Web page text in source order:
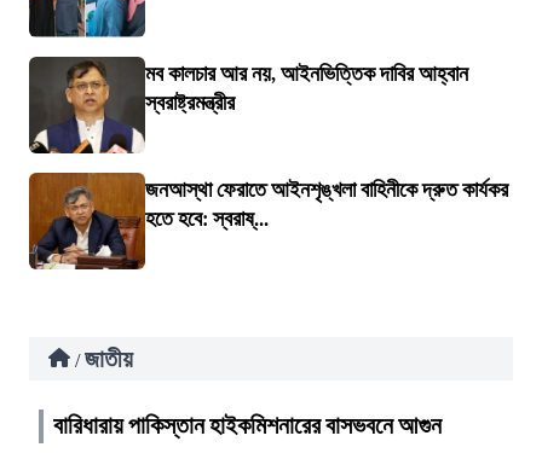
মব কালচার আর নয়, আইনভিত্তিক দাবির আহ্বান
স্বরাষ্ট্রমন্ত্রীর
জনআস্থা ফেরাতে আইনশৃঙ্খলা বাহিনীকে দ্রুত কার্যকর
হতে হবে: স্বরাষ্...
/ জাতীয়
বারিধারায় পাকিস্তান হাইকমিশনারের বাসভবনে আগুন